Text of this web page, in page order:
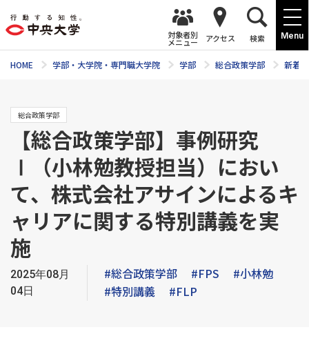
Menu
対象者別
メニュー アクセス 検索
HOME 学部・大学院・専門職大学院 学部 総合政策学部 新着
総合政策学部
【総合政策学部】事例研究
Ⅰ（小林勉教授担当）におい
て、株式会社アサインによるキ
ャリアに関する特別講義を実
施
2025年08月
04日
#総合政策学部 #FPS
#小林勉
#特別講義
#FLP